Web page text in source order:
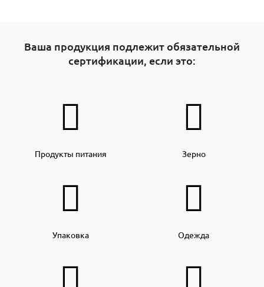
Ваша продукция подлежит обязательной
сертификации, если это:
Продукты питания Зерно
Упаковка Одежда